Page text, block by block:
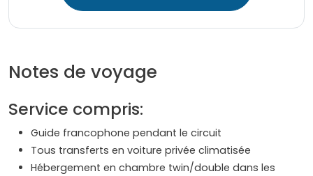
Notes de voyage
Service compris:
Guide francophone pendant le circuit
Tous transferts en voiture privée climatisée
Hébergement en chambre twin/double dans les